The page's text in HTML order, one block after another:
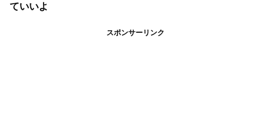
ていいよ
スポンサーリンク